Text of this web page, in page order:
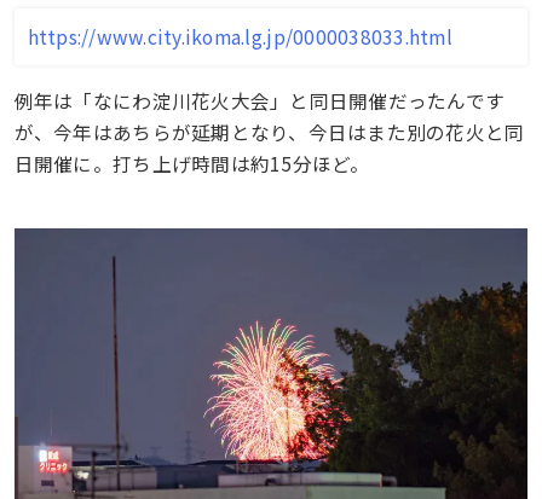
https://www.city.ikoma.lg.jp/0000038033.html
例年は「なにわ淀川花火大会」と同日開催だったんです
が、今年はあちらが延期となり、今日はまた別の花火と同
日開催に。打ち上げ時間は約15分ほど。